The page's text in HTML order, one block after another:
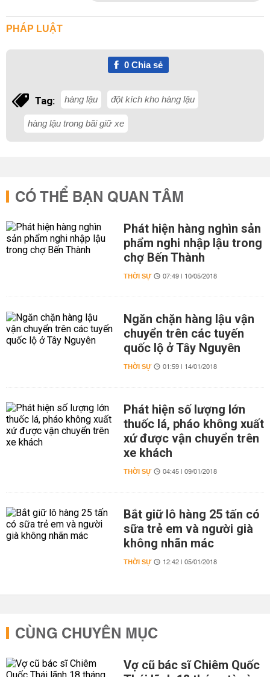
PHÁP LUẬT
0Chia sẻ
Tag: hàng lậu đột kích kho hàng lậu
hàng lậu trong bãi giữ xe
CÓ THỂ BẠN QUAN TÂM
Phát hiện hàng nghìn sản
phẩm nghi nhập lậu trong
chợ Bến Thành
THỜI SỰ 07:49 | 10/05/2018
Ngăn chặn hàng lậu vận
chuyển trên các tuyến
quốc lộ ở Tây Nguyên
THỜI SỰ 01:59 | 14/01/2018
Phát hiện số lượng lớn
thuốc lá, pháo không xuất
xứ được vận chuyển trên
xe khách
THỜI SỰ 04:45 | 09/01/2018
Bắt giữ lô hàng 25 tấn có
sữa trẻ em và người già
không nhãn mác
THỜI SỰ 12:42 | 05/01/2018
CÙNG CHUYÊN MỤC
Vợ cũ bác sĩ Chiêm Quốc